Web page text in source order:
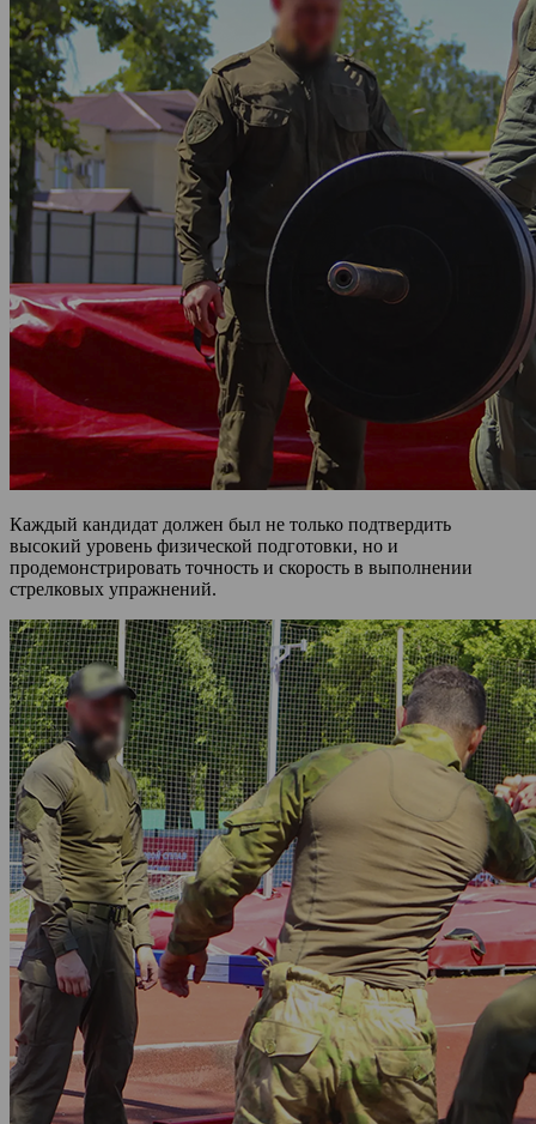
Каждый кандидат должен был не только подтвердить
высокий уровень физической подготовки, но и
продемонстрировать точность и скорость в выполнении
стрелковых упражнений.